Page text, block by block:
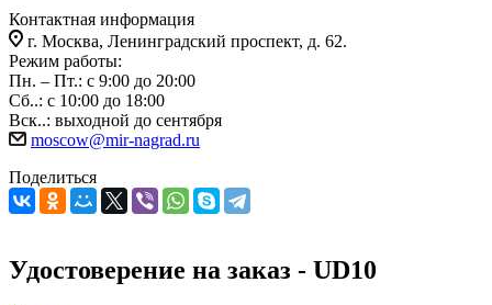
Контактная информация
г. Москва, Ленинградский проспект, д. 62.
Режим работы:
Пн. – Пт.: с 9:00 до 20:00
Сб..: с 10:00 до 18:00
Вск..: выходной до сентября
moscow@mir-nagrad.ru
Поделиться
Удостоверение на заказ - UD10